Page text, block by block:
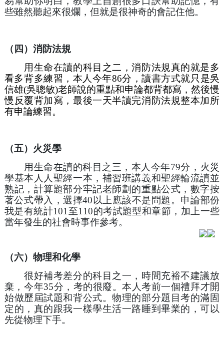
些雖然聽起來很爛，但就是很神奇的會記住他。
（四）消防法規
用生命在讀的科目之二，消防法規真的就是多
看多背多練習，本人今年86分，讀書方式就只是吳
信雄(吳聰敏)老師說的重點和申論都背都寫，然後慢
慢反覆背加寫，最後一天半讀完消防法規整本加所
有申論練習。
（五）火災學
用生命在讀的科目之三，本人今年79分，火災
學基本人人聖經一本，補習班講義和聖經輪流讀並
熟記，計算題部分牢記老師劃的重點公式，數字按
著公式帶入，選擇40以上應該不是問題。申論部份
我是有統計101至110的考試題型和章節，加上一些
當年發生的社會時事作參考。
（六）物理和化學
很好補考差分的科目之一，時間充裕不建議放
棄，今年35分，考的很廢。本人考前一個禮拜才開
始做歷屆試題和背公式。物理的部分題目考的滿固
定的，真的跟我一樣學生活一路睡到畢業的，可以
先從物理下手。